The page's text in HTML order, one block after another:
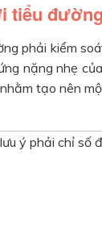
tiểu
phải kiểm
nặng nhẹ
tạo nên